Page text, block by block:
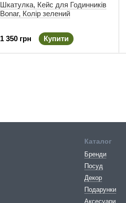
Шкатулка, Кейс для Годинників
Bonar, Колір зелений
1 350 грн Купити
Каталог
Бренди
Посуд
Декор
Подарунки
Аксесуари